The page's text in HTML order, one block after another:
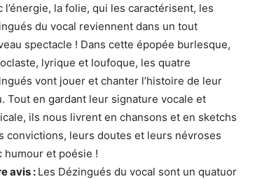
l’énergie, la folie, qui les caractérisent, les
du vocal reviennent dans un tout
spectacle ! Dans cette épopée burlesque,
lyrique et loufoque, les quatre
vont jouer et chanter l’histoire de leur
Tout en gardant leur signature vocale et
ils nous livrent en chansons et en sketchs
convictions, leurs doutes et leurs névroses
humour et poésie !
avis : Les Dézingués du vocal sont un quatuor